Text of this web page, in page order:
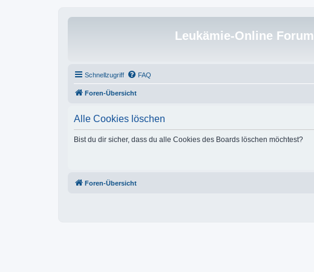
Leukämie-Online Forum
Schnellzugriff FAQ
Foren-Übersicht
Alle Cookies löschen
Bist du dir sicher, dass du alle Cookies des Boards löschen möchtest?
Foren-Übersicht